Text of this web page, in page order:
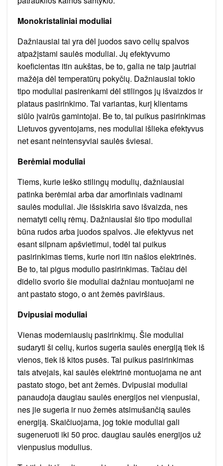
Monokristaliniai moduliai
Dažniausiai tai yra dėl juodos savo celių spalvos
atpažįstami saulės moduliai. Jų efektyvumo
koeficientas itin aukštas, be to, galia ne taip jautriai
mažėja dėl temperatūrų pokyčių. Dažniausiai tokio
tipo moduliai pasirenkami dėl stilingos jų išvaizdos ir
plataus pasirinkimo. Tai variantas, kurį klientams
siūlo įvairūs gamintojai. Be to, tai puikus pasirinkimas
Lietuvos gyventojams, nes moduliai išlieka efektyvus
net esant neintensyviai saulės šviesai.
Berėmiai moduliai
Tiems, kurie ieško stilingų modulių, dažniausiai
patinka berėmiai arba dar amorfiniais vadinami
saulės moduliai. Jie išsiskiria savo išvaizda, nes
nematyti celių rėmų. Dažniausiai šio tipo moduliai
būna rudos arba juodos spalvos. Jie efektyvus net
esant silpnam apšvietimui, todėl tai puikus
pasirinkimas tiems, kurie nori itin našios elektrinės.
Be to, tai pigus modulio pasirinkimas. Tačiau dėl
didelio svorio šie moduliai dažniau montuojami ne
ant pastato stogo, o ant žemės paviršiaus.
Dvipusiai moduliai
Vienas moderniausių pasirinkimų. Šie moduliai
sudaryti ši celių, kurios sugeria saulės energiją tiek iš
vienos, tiek iš kitos pusės. Tai puikus pasirinkimas
tais atvejais, kai saulės elektrinė montuojama ne ant
pastato stogo, bet ant žemės. Dvipusiai moduliai
panaudoja daugiau saulės energijos nei vienpusiai,
nes jie sugeria ir nuo žemės atsimušančią saulės
energiją. Skaičiuojama, jog tokie moduliai gali
sugeneruoti iki 50 proc. daugiau saulės energijos už
vienpusius modulius.